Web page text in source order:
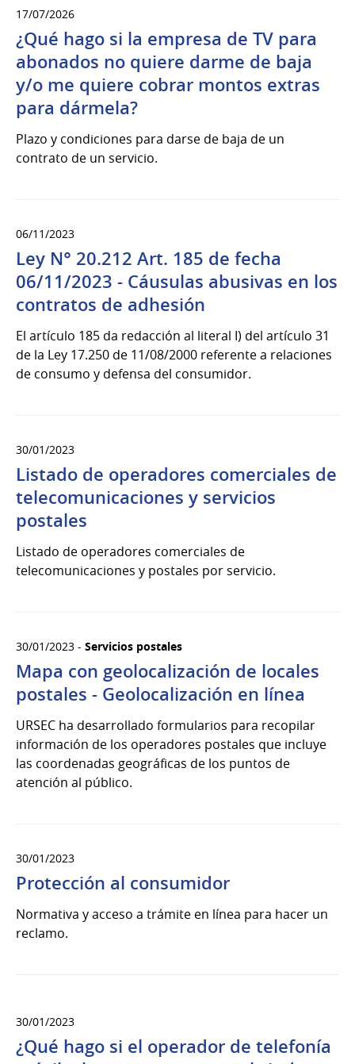
17/07/2026
¿Qué hago si la empresa de TV para
abonados no quiere darme de baja
y/o me quiere cobrar montos extras
para dármela?
Plazo y condiciones para darse de baja de un
contrato de un servicio.
06/11/2023
Ley N° 20.212 Art. 185 de fecha
06/11/2023 - Cáusulas abusivas en los
contratos de adhesión
El artículo 185 da redacción al literal I) del artículo 31
de la Ley 17.250 de 11/08/2000 referente a relaciones
de consumo y defensa del consumidor.
30/01/2023
Listado de operadores comerciales de
telecomunicaciones y servicios
postales
Listado de operadores comerciales de
telecomunicaciones y postales por servicio.
30/01/2023 - Servicios postales
Mapa con geolocalización de locales
postales - Geolocalización en línea
URSEC ha desarrollado formularios para recopilar
información de los operadores postales que incluye
las coordenadas geográficas de los puntos de
atención al público.
30/01/2023
Protección al consumidor
Normativa y acceso a trámite en línea para hacer un
reclamo.
30/01/2023
¿Qué hago si el operador de telefonía